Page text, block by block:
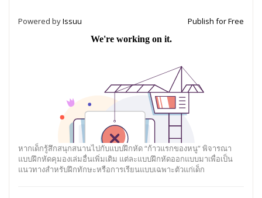
Powered byIssuu Publish for Free
หากเด็กรู้สึกสนุกสนานไปกับแบบฝึกหัด “ก้าวแรกของหนู” พิจารณา
แบบฝึกหัดคุมองเล่มอื่นเพิ่มเติม แต่ละแบบฝึกหัดออกแบบมาเพื่อเป็น
แนวทางสำหรับฝึกทักษะหรือการเรียนแบบเฉพาะตัวแก่เด็ก